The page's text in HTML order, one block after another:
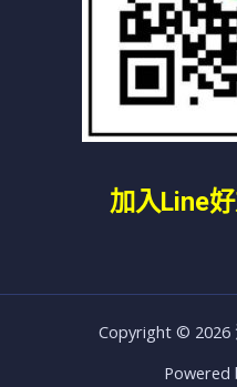
加入line
Copyright © 2026
Powered